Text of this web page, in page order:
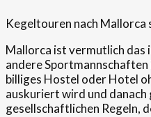
Kegeltouren nach Mallorca
Mallorca ist vermutlich das
andere
billiges Hostel oder Hotel
auskuriert wird und danach
gesellschaftlichen Regeln,